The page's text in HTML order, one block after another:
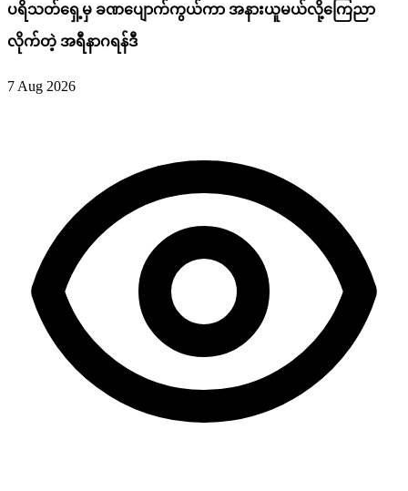
ပရိသတ်ရှေ့မှ ခဏပျောက်ကွယ်ကာ အနားယူမယ်လို့ကြေညာ
လိုက်တဲ့ အရီနာဂရန်ဒီ
7 Aug 2026